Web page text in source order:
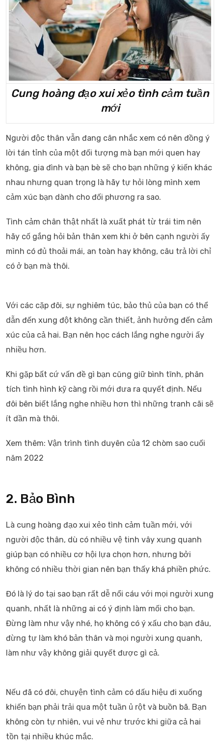
Cung hoàng đạo xui xẻo tình cảm tuần
mới
Người độc thân vẫn đang cân nhắc xem có nên đồng ý
lời tán tỉnh của một đối tượng mà bạn mới quen hay
không, gia đình và bạn bè sẽ cho bạn những ý kiến ​​khác
nhau nhưng quan trọng là hãy tự hỏi lòng mình xem
cảm xúc bạn dành cho đối phương ra sao.
Tình cảm chân thật nhất là xuất phát từ trái tim nên
hãy cố gắng hỏi bản thân xem khi ở bên cạnh người ấy
mình có đủ thoải mái, an toàn hay không, câu trả lời chỉ
có ở bạn mà thôi.
Với các cặp đôi, sự nghiêm túc, bảo thủ của bạn có thể
dẫn đến xung đột không cần thiết, ảnh hưởng đến cảm
xúc của cả hai. Bạn nên học cách lắng nghe người ấy
nhiều hơn.
Khi gặp bất cứ vấn đề gì bạn cũng giữ bình tĩnh, phân
tích tình hình kỹ càng rồi mới đưa ra quyết định. Nếu
đôi bên biết lắng nghe nhiều hơn thì những tranh cãi sẽ
ít dần mà thôi.
Xem thêm: Vận trình tình duyên của 12 chòm sao cuối
năm 2022
2. Bảo Bình
Là cung hoàng đạo xui xẻo tình cảm tuần mới, với
người độc thân, dù có nhiều vệ tinh vây xung quanh
giúp bạn có nhiều cơ hội lựa chọn hơn, nhưng bởi
không có nhiều thời gian nên bạn thấy khá phiền phức.
Đó là lý do tại sao bạn rất dễ nổi cáu với mọi người xung
quanh, nhất là những ai có ý định làm mối cho bạn.
Đừng làm như vậy nhé, họ không có ý xấu cho bạn đâu,
đừng tự làm khó bản thân và mọi người xung quanh,
làm như vậy không giải quyết được gì cả.
Nếu đã có đôi, chuyện tình cảm có dấu hiệu đi xuống
khiến bạn phải trải qua một tuần ủ rột và buồn bã. Bạn
không còn tự nhiên, vui vẻ như trước khi giữa cả hai
tồn tại nhiều khúc mắc.